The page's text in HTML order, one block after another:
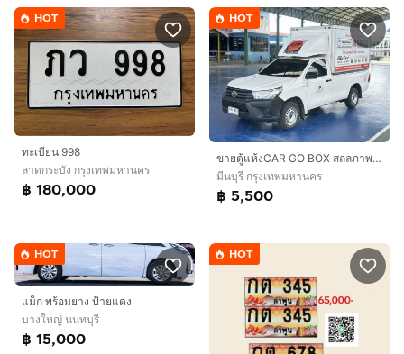
HOT
ทะเบียน 998
ลาดกระบัง กรุงเทพมหานคร
฿ 180,000
HOT
ขายตู้แห้งCAR GO BOX สถลภาพ90%ภายในสวยไม่มีแตกร้าว
มีนบุรี กรุงเทพมหานคร
฿ 5,500
HOT
แม็ก พร้อมยาง ป้ายแดง
บางใหญ่ นนทบุรี
฿ 15,000
HOT